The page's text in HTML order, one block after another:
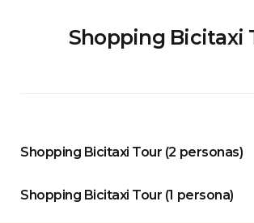
Shopping Bicitaxi
Shopping Bicitaxi Tour (2 personas)
Shopping Bicitaxi Tour (1 persona)